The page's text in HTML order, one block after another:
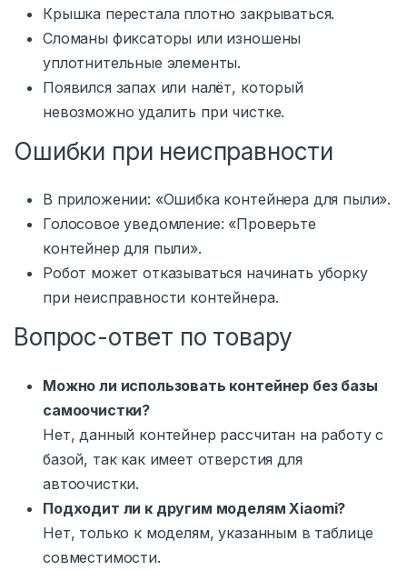
Крышка перестала плотно закрываться.
Сломаны фиксаторы или изношены
уплотнительные элементы.
Появился запах или налёт, который
невозможно удалить при чистке.
Ошибки при неисправности
В приложении: «Ошибка контейнера для пыли».
Голосовое уведомление: «Проверьте
контейнер для пыли».
Робот может отказываться начинать уборку
при неисправности контейнера.
Вопрос-ответ по товару
Можно ли использовать контейнер без базы
самоочистки?
Нет, данный контейнер рассчитан на работу с
базой, так как имеет отверстия для
автоочистки.
Подходит ли к другим моделям Xiaomi?
Нет, только к моделям, указанным в таблице
совместимости.